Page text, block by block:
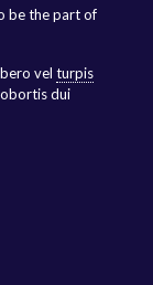
be the part of
vel turpis
dui